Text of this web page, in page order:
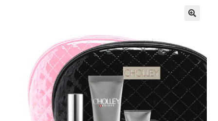
VOETVERZORGING
SALON BENODIGDHEDEN